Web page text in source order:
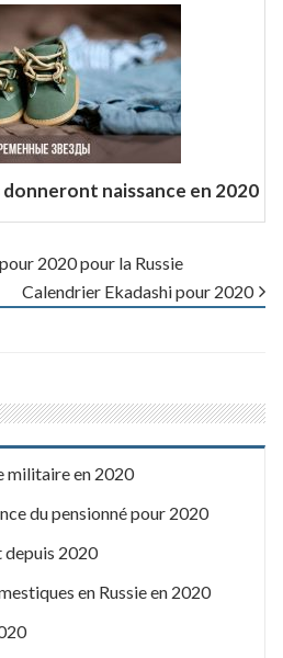
naissance en 2020
2020 pour la Russie
Calendrier Ekadashi pour 2020
militaire en 2020
du pensionné pour 2020
depuis 2020
en Russie en 2020